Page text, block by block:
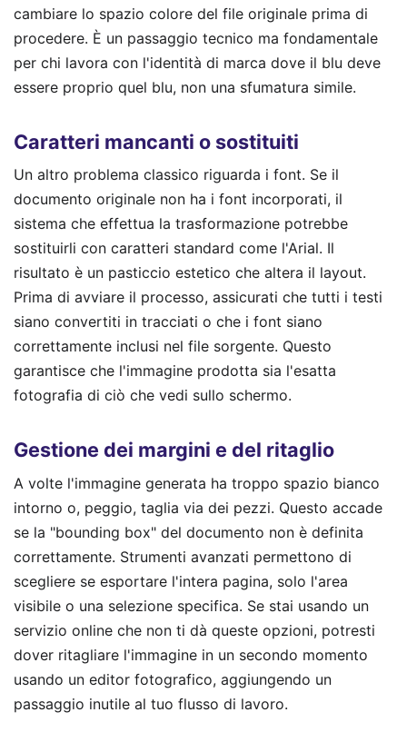
cambiare lo spazio colore del file originale prima di
procedere. È un passaggio tecnico ma fondamentale
per chi lavora con l'identità di marca dove il blu deve
essere proprio quel blu, non una sfumatura simile.
Caratteri mancanti o sostituiti
Un altro problema classico riguarda i font. Se il
documento originale non ha i font incorporati, il
sistema che effettua la trasformazione potrebbe
sostituirli con caratteri standard come l'Arial. Il
risultato è un pasticcio estetico che altera il layout.
Prima di avviare il processo, assicurati che tutti i testi
siano convertiti in tracciati o che i font siano
correttamente inclusi nel file sorgente. Questo
garantisce che l'immagine prodotta sia l'esatta
fotografia di ciò che vedi sullo schermo.
Gestione dei margini e del ritaglio
A volte l'immagine generata ha troppo spazio bianco
intorno o, peggio, taglia via dei pezzi. Questo accade
se la "bounding box" del documento non è definita
correttamente. Strumenti avanzati permettono di
scegliere se esportare l'intera pagina, solo l'area
visibile o una selezione specifica. Se stai usando un
servizio online che non ti dà queste opzioni, potresti
dover ritagliare l'immagine in un secondo momento
usando un editor fotografico, aggiungendo un
passaggio inutile al tuo flusso di lavoro.